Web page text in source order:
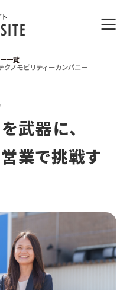
一覧
クノモビリティーカンパニー
武器に、
業で挑戦す